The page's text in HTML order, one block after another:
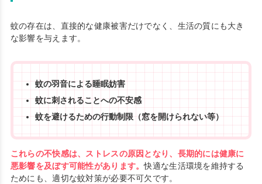
蚊の存在は、直接的な健康被害だけでなく、生活の質にも大き
な影響を与えます。
蚊の羽音による睡眠妨害
蚊に刺されることへの不安感
蚊を避けるための行動制限（窓を開けられない等）
これらの不快感は、ストレスの原因となり、長期的には健康に
悪影響を及ぼす可能性があります。快適な生活環境を維持する
ためにも、適切な蚊対策が必要不可欠です。